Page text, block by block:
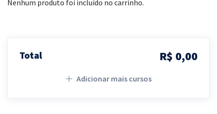
Nenhum produto foi incluído no carrinho.
Total R$ 0,00
Adicionar mais cursos